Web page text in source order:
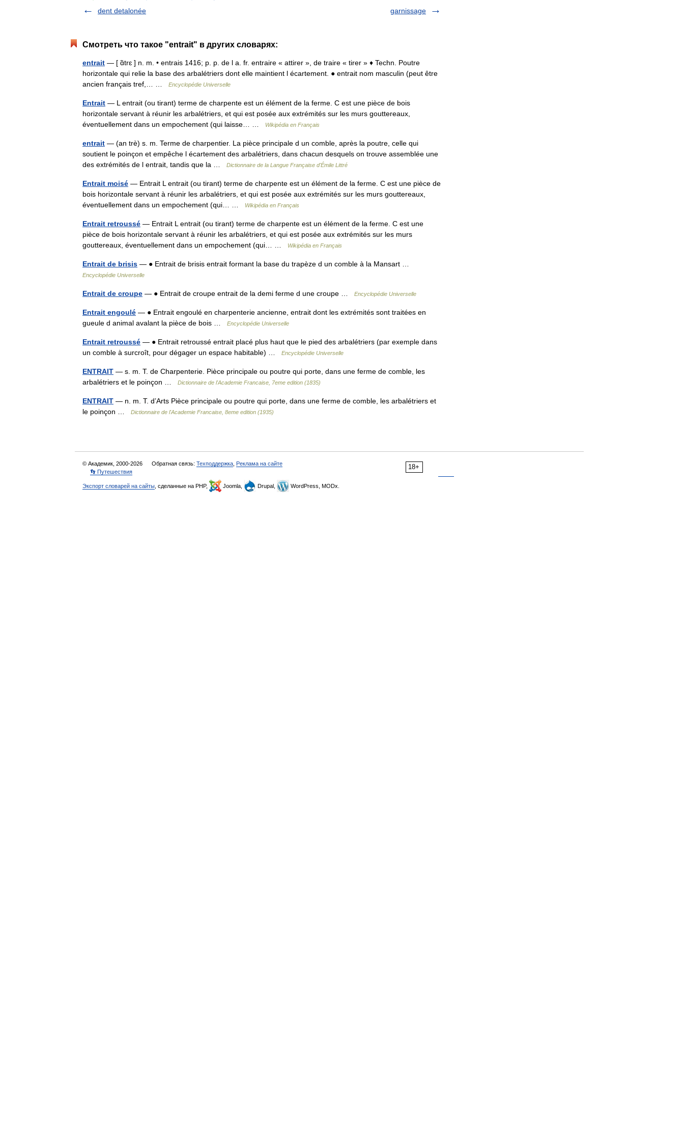
dent detalonée
garnissage
Смотреть что такое "entrait" в других словарях:
entrait — [ ɑ̃trɛ ] n. m. • entrais 1416; p. p. de l a. fr. entraire « attirer », de traire « tirer » ♦ Techn. Poutre
horizontale qui relie la base des arbalétriers dont elle maintient l écartement. ● entrait nom masculin (peut être
ancien français tref,… …
Encyclopédie Universelle
Entrait — L entrait (ou tirant) terme de charpente est un élément de la ferme. C est une pièce de bois
horizontale servant à réunir les arbalétriers, et qui est posée aux extrémités sur les murs gouttereaux,
éventuellement dans un empochement (qui laisse… …
Wikipédia en Français
entrait — (an trè) s. m. Terme de charpentier. La pièce principale d un comble, après la poutre, celle qui
soutient le poinçon et empêche l écartement des arbalétriers, dans chacun desquels on trouve assemblée une
des extrémités de l entrait, tandis que la …
Dictionnaire de la Langue Française d'Émile Littré
Entrait moisé — Entrait L entrait (ou tirant) terme de charpente est un élément de la ferme. C est une pièce de
bois horizontale servant à réunir les arbalétriers, et qui est posée aux extrémités sur les murs gouttereaux,
éventuellement dans un empochement (qui… …
Wikipédia en Français
Entrait retroussé — Entrait L entrait (ou tirant) terme de charpente est un élément de la ferme. C est une
pièce de bois horizontale servant à réunir les arbalétriers, et qui est posée aux extrémités sur les murs
gouttereaux, éventuellement dans un empochement (qui… …
Wikipédia en Français
Entrait de brisis — ● Entrait de brisis entrait formant la base du trapèze d un comble à la Mansart …
Encyclopédie Universelle
Entrait de croupe — ● Entrait de croupe entrait de la demi ferme d une croupe … Encyclopédie Universelle
Entrait engoulé — ● Entrait engoulé en charpenterie ancienne, entrait dont les extrémités sont traitées en
gueule d animal avalant la pièce de bois …
Encyclopédie Universelle
Entrait retroussé — ● Entrait retroussé entrait placé plus haut que le pied des arbalétriers (par exemple dans
un comble à surcroît, pour dégager un espace habitable) …
Encyclopédie Universelle
ENTRAIT — s. m. T. de Charpenterie. Pièce principale ou poutre qui porte, dans une ferme de comble, les
arbalétriers et le poinçon …
Dictionnaire de l'Academie Francaise, 7eme edition (1835)
ENTRAIT — n. m. T. d’Arts Pièce principale ou poutre qui porte, dans une ferme de comble, les arbalétriers et
le poinçon …
Dictionnaire de l'Academie Francaise, 8eme edition (1935)
18+
© Академик, 2000-2026 Обратная связь: Техподдержка Реклама на сайте
👣 Путешествия
Экспорт словарей на сайты , сделанные на PHP, Joomla, Drupal, WordPress, MODx.